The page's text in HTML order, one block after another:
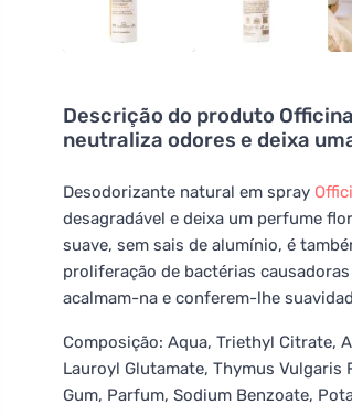
Descrição do produto
neutraliza odores e deixa
Desodorizante natural em spray
desagradável e deixa um perfume
suave, sem sais de alumínio, é
proliferação de bactérias
acalmam-na e conferem-lhe
Composição: Aqua, Triethyl Citrate,
Lauroyl Glutamate, Thymus
Gum, Parfum, Sodium Benzoate,